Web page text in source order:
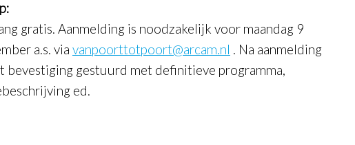
gratis. Aanmelding is noodzakelijk voor maandag 9
a.s. via vanpoorttotpoort@arcam.nl . Na aanmelding
bevestiging gestuurd met definitieve programma,
ed.